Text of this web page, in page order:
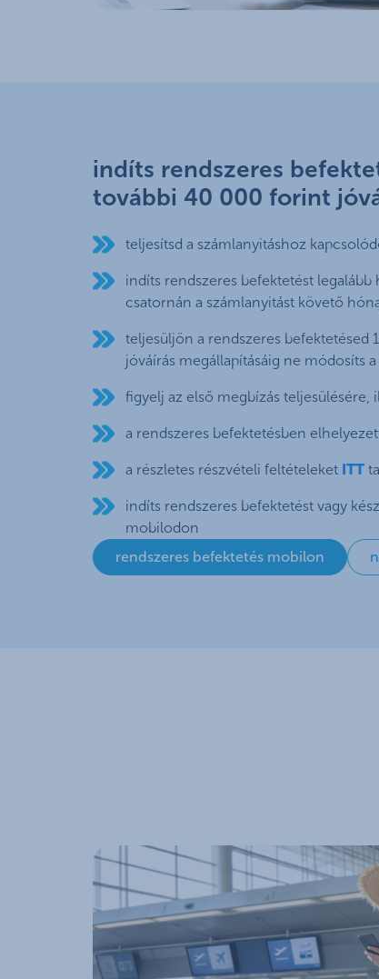
indíts rendszeres
további 40 000 forint
teljesítsd a számlanyitáshoz
indíts rendszeres befektetést
csatornán a számlanyitást követő
teljesüljön a rendszeres befektetésed
jóváírás megállapításáig ne módosíts
figyelj az első megbízás
a rendszeres befektetésben
a részletes részvételi feltételeket ITT
indíts rendszeres befektetést vagy
mobilodon
rendszeres befektetés mobilon